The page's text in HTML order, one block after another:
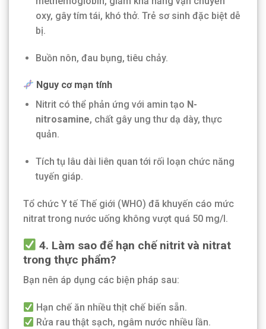
oxy, gây tím tái, khó thở. Trẻ sơ sinh đặc biệt dễ
bị.
Buồn nôn, đau bụng, tiêu chảy.
Nguy cơ mạn tính
Nitrit có thể phản ứng với amin tạo N-
nitrosamine, chất gây ung thư dạ dày, thực
quản.
Tích tụ lâu dài liên quan tới rối loạn chức năng
tuyến giáp.
Tổ chức Y tế Thế giới (WHO) đã khuyến cáo mức
nitrat trong nước uống không vượt quá 50 mg/l.
4. Làm sao để hạn chế nitrit và nitrat
trong thực phẩm?
Bạn nên áp dụng các biện pháp sau:
Hạn chế ăn nhiều thịt chế biến sẵn.
Rửa rau thật sạch, ngâm nước nhiều lần.